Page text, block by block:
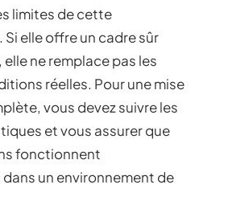
limites de cette
elle offre un cadre sûr
ne remplace pas les
réelles. Pour une mise
vous devez suivre les
et vous assurer que
fonctionnent
un environnement de